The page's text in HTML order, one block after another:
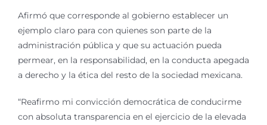
Afirmó que corresponde al gobierno establecer un
ejemplo claro para con quienes son parte de la
administración pública y que su actuación pueda
permear, en la responsabilidad, en la conducta apegada
a derecho y la ética del resto de la sociedad mexicana.
“Reafirmo mi convicción democrática de conducirme
con absoluta transparencia en el ejercicio de la elevada